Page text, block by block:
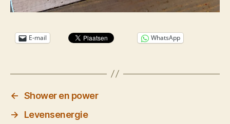
E-mail WhatsApp
← Shower en power
→
Levensenergie